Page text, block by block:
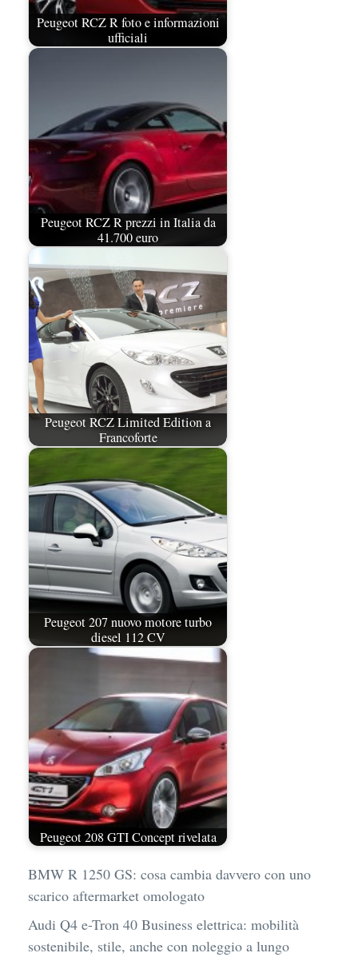
Peugeot RCZ R foto e informazioni
ufficiali
Peugeot RCZ R prezzi in Italia da
41.700 euro
Peugeot RCZ Limited Edition a
Francoforte
Peugeot 207 nuovo motore turbo
diesel 112 CV
Peugeot 208 GTI Concept rivelata
BMW R 1250 GS: cosa cambia davvero con uno
scarico aftermarket omologato
Audi Q4 e-Tron 40 Business elettrica: mobilità
sostenibile, stile, anche con noleggio a lungo